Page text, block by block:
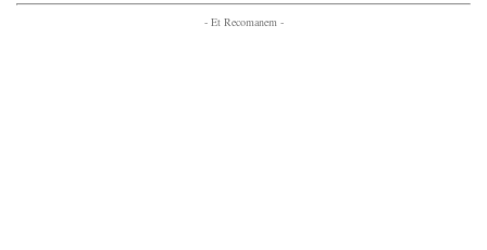
- Et Recomanem -